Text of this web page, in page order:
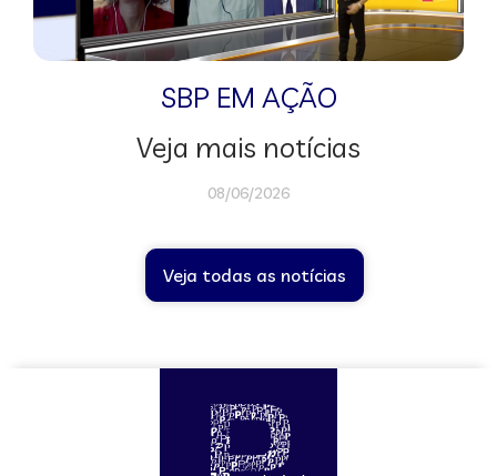
SBP EM AÇÃO
Veja mais notícias
08/06/2026
Veja todas as notícias